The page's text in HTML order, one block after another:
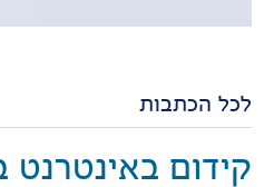
לכל הכתבות
קידום באינטרנט